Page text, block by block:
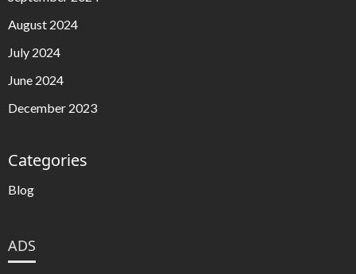
August 2024
July 2024
June 2024
December 2023
Categories
Blog
ADS